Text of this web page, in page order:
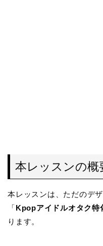
本レッスンの概
本レッスンは、ただのデ
「Kpopアイドルオタク特
ります。